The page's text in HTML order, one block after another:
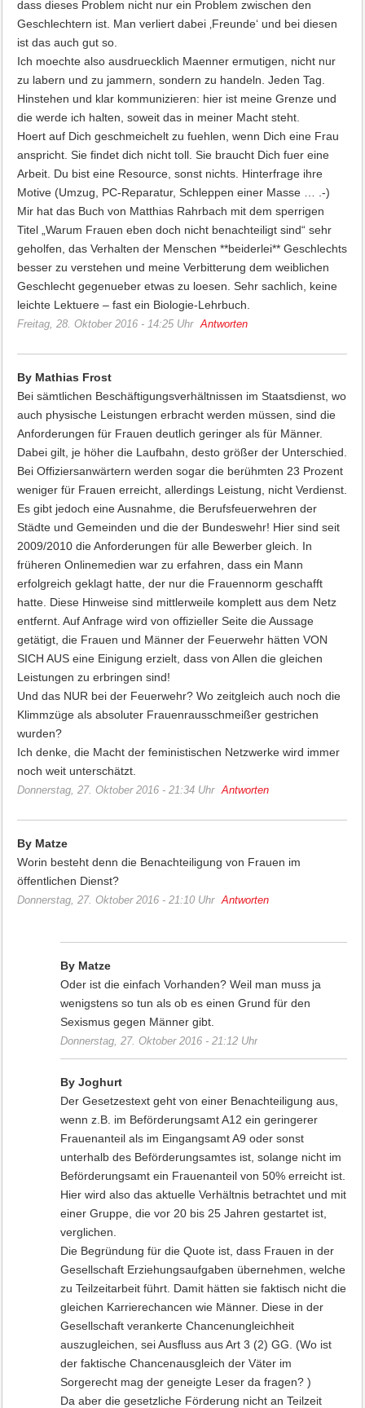
dass dieses Problem nicht nur ein Problem zwischen den
Geschlechtern ist. Man verliert dabei ‚Freunde‘ und bei diesen
ist das auch gut so.
Ich moechte also ausdruecklich Maenner ermutigen, nicht nur
zu labern und zu jammern, sondern zu handeln. Jeden Tag.
Hinstehen und klar kommunizieren: hier ist meine Grenze und
die werde ich halten, soweit das in meiner Macht steht.
Hoert auf Dich geschmeichelt zu fuehlen, wenn Dich eine Frau
anspricht. Sie findet dich nicht toll. Sie braucht Dich fuer eine
Arbeit. Du bist eine Resource, sonst nichts. Hinterfrage ihre
Motive (Umzug, PC-Reparatur, Schleppen einer Masse … .-)
Mir hat das Buch von Matthias Rahrbach mit dem sperrigen
Titel „Warum Frauen eben doch nicht benachteiligt sind“ sehr
geholfen, das Verhalten der Menschen **beiderlei** Geschlechts
besser zu verstehen und meine Verbitterung dem weiblichen
Geschlecht gegenueber etwas zu loesen. Sehr sachlich, keine
leichte Lektuere – fast ein Biologie-Lehrbuch.
Freitag, 28. Oktober 2016 - 14:25 Uhr Antworten
By Mathias Frost
Bei sämtlichen Beschäftigungsverhältnissen im Staatsdienst, wo
auch physische Leistungen erbracht werden müssen, sind die
Anforderungen für Frauen deutlich geringer als für Männer.
Dabei gilt, je höher die Laufbahn, desto größer der Unterschied.
Bei Offiziersanwärtern werden sogar die berühmten 23 Prozent
weniger für Frauen erreicht, allerdings Leistung, nicht Verdienst.
Es gibt jedoch eine Ausnahme, die Berufsfeuerwehren der
Städte und Gemeinden und die der Bundeswehr! Hier sind seit
2009/2010 die Anforderungen für alle Bewerber gleich. In
früheren Onlinemedien war zu erfahren, dass ein Mann
erfolgreich geklagt hatte, der nur die Frauennorm geschafft
hatte. Diese Hinweise sind mittlerweile komplett aus dem Netz
entfernt. Auf Anfrage wird von offizieller Seite die Aussage
getätigt, die Frauen und Männer der Feuerwehr hätten VON
SICH AUS eine Einigung erzielt, dass von Allen die gleichen
Leistungen zu erbringen sind!
Und das NUR bei der Feuerwehr? Wo zeitgleich auch noch die
Klimmzüge als absoluter Frauenrausschmeißer gestrichen
wurden?
Ich denke, die Macht der feministischen Netzwerke wird immer
noch weit unterschätzt.
Donnerstag, 27. Oktober 2016 - 21:34 Uhr Antworten
By Matze
Worin besteht denn die Benachteiligung von Frauen im
öffentlichen Dienst?
Donnerstag, 27. Oktober 2016 - 21:10 Uhr Antworten
By Matze
Oder ist die einfach Vorhanden? Weil man muss ja
wenigstens so tun als ob es einen Grund für den
Sexismus gegen Männer gibt.
Donnerstag, 27. Oktober 2016 - 21:12 Uhr
By Joghurt
Der Gesetzestext geht von einer Benachteiligung aus,
wenn z.B. im Beförderungsamt A12 ein geringerer
Frauenanteil als im Eingangsamt A9 oder sonst
unterhalb des Beförderungsamtes ist, solange nicht im
Beförderungsamt ein Frauenanteil von 50% erreicht ist.
Hier wird also das aktuelle Verhältnis betrachtet und mit
einer Gruppe, die vor 20 bis 25 Jahren gestartet ist,
verglichen.
Die Begründung für die Quote ist, dass Frauen in der
Gesellschaft Erziehungsaufgaben übernehmen, welche
zu Teilzeitarbeit führt. Damit hätten sie faktisch nicht die
gleichen Karrierechancen wie Männer. Diese in der
Gesellschaft verankerte Chancenungleichheit
auszugleichen, sei Ausfluss aus Art 3 (2) GG. (Wo ist
der faktische Chancenausgleich der Väter im
Sorgerecht mag der geneigte Leser da fragen? )
Da aber die gesetzliche Förderung nicht an Teilzeit